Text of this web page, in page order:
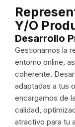
Y/o
Desarrollo
Gestionamos la
entorno online,
coherente.
adaptadas a tus
encargamos de
calidad,
atractivo para tu